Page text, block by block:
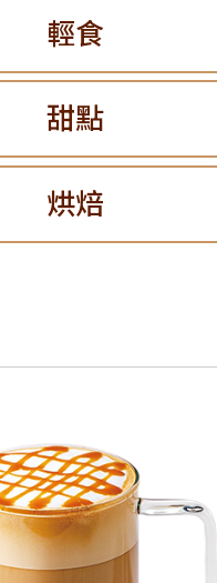
輕食
甜點
烘焙